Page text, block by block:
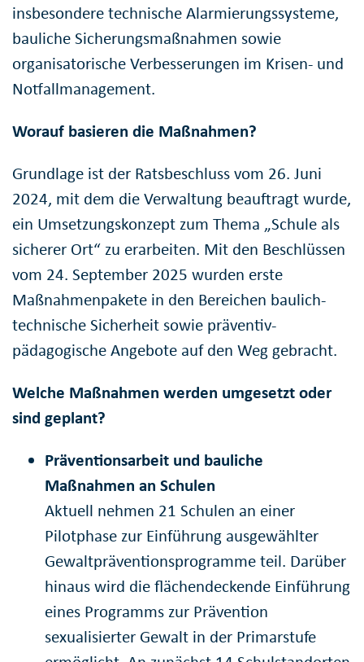
insbesondere technische Alarmierungssysteme,
bauliche Sicherungsmaßnahmen sowie
organisatorische Verbesserungen im Krisen- und
Notfallmanagement.
Worauf basieren die Maßnahmen?
Grundlage ist der Ratsbeschluss vom 26. Juni
2024, mit dem die Verwaltung beauftragt wurde,
ein Umsetzungskonzept zum Thema „Schule als
sicherer Ort“ zu erarbeiten. Mit den Beschlüssen
vom 24. September 2025 wurden erste
Maßnahmenpakete in den Bereichen baulich-
technische Sicherheit sowie präventiv-
pädagogische Angebote auf den Weg gebracht.
Welche Maßnahmen werden umgesetzt oder
sind geplant?
Präventionsarbeit und bauliche
Maßnahmen an Schulen
Aktuell nehmen 21 Schulen an einer
Pilotphase zur Einführung ausgewählter
Gewaltpräventionsprogramme teil. Darüber
hinaus wird die flächendeckende Einführung
eines Programms zur Prävention
sexualisierter Gewalt in der Primarstufe